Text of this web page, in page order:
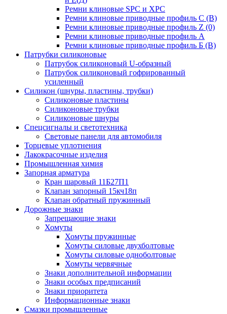
Ремни клиновые SPC и XPC
Ремни клиновые приводные профиль C (В)
Ремни клиновые приводные профиль Z (0)
Ремни клиновые приводные профиль А
Ремни клиновые приводные профиль Б (B)
Патрубки силиконовые
Патрубок силиконовый U-образный
Патрубок силиконовый гофрированный
усиленный
Силикон (шнуры, пластины, трубки)
Силиконовые пластины
Силиконовые трубки
Силиконовые шнуры
Спецсигналы и светотехника
Световые панели для автомобиля
Торцевые уплотнения
Лакокрасочные изделия
Промышленная химия
Запорная арматура
Кран шаровый 11Б27П1
Клапан запорный 15кч18п
Клапан обратный пружинный
Дорожные знаки
Запрещающие знаки
Хомуты
Хомуты пружинные
Хомуты силовые двухболтовые
Хомуты силовые одноболтовые
Хомуты червячные
Знаки дополнительной информации
Знаки особых предписаний
Знаки приоритета
Информационные знаки
Смазки промышленные